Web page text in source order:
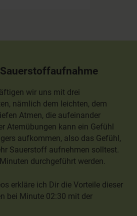
wir uns mit drei
nämlich dem leichten, dem
Atmen, die aufeinander
Atemübungen kann ein Gefühl
aufkommen, also das Gefühl,
Sauerstoff aufnehmen solltest.
durchgeführt werden.
erkläre ich Dir die Vorteile dieser
bei Minute 02:30 mit der